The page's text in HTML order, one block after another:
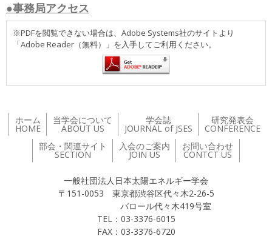
●事務局アクセス
※PDFを閲覧できない場合は、Adobe Systems社のサイトより
「Adobe Reader（無料）」を入手してご利用ください。
ホーム
HOME
当学会について
ABOUT US
学会誌
JOURNAL of JSES
研究発表会
CONFERENCE
部会・関連サイト
SECTION
入会のご案内
JOIN US
お問い合わせ
CONTCT US
一般社団法人日本太陽エネルギー学会
〒151-0053 東京都渋谷区代々木2-26-5
バロール代々木419号室
TEL：03-3376-6015
FAX：03-3376-6720